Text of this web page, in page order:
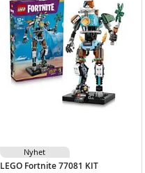
LEGO Fortnite 77081 KIT
Nyhet